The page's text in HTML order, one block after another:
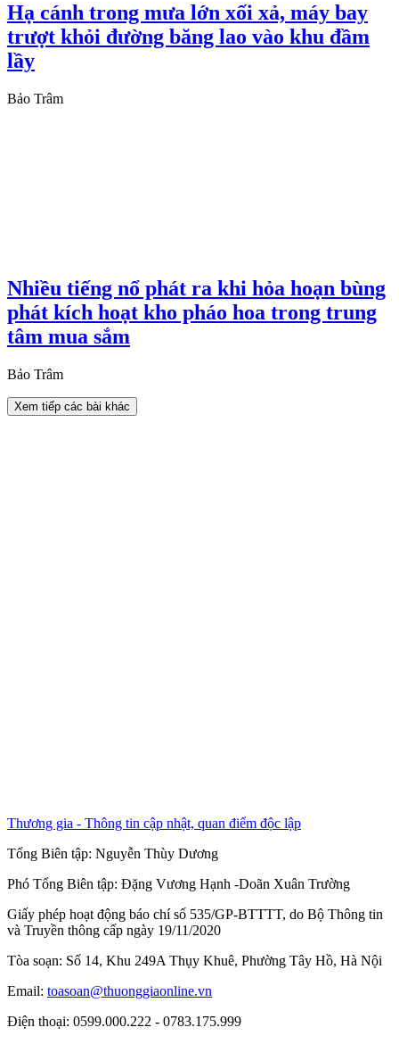
Hạ cánh trong mưa lớn xối xả, máy bay
trượt khỏi đường băng lao vào khu đầm
lầy
Bảo Trâm
Nhiều tiếng nổ phát ra khi hỏa hoạn bùng
phát kích hoạt kho pháo hoa trong trung
tâm mua sắm
Bảo Trâm
Xem tiếp các bài khác
Thương gia - Thông tin cập nhật, quan điểm độc lập
Tổng Biên tập: Nguyễn Thùy Dương
Phó Tổng Biên tập: Đặng Vương Hạnh -Doãn Xuân Trường
Giấy phép hoạt động báo chí số 535/GP-BTTTT, do Bộ Thông tin
và Truyền thông cấp ngày 19/11/2020
Tòa soạn: Số 14, Khu 249A Thụy Khuê, Phường Tây Hồ, Hà Nội
Email: toasoan@thuonggiaonline.vn
Điện thoại: 0599.000.222 - 0783.175.999